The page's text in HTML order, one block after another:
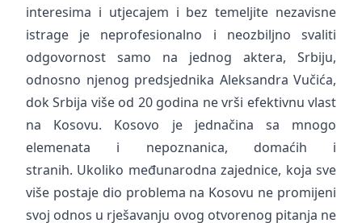
interesima i utjecajem i bez temeljite nezavisne
istrage je neprofesionalno i neozbiljno svaliti
odgovornost samo na jednog aktera, Srbiju,
odnosno njenog predsjednika Aleksandra Vučića,
dok Srbija više od 20 godina ne vrši efektivnu vlast
na Kosovu. Kosovo je jednačina sa mnogo
elemenata i nepoznanica, domaćih i
stranih. Ukoliko međunarodna zajednice, koja sve
više postaje dio problema na Kosovu ne promijeni
svoj odnos u rješavanju ovog otvorenog pitanja ne